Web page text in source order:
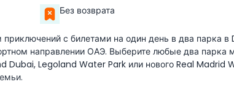
Без возврата
с билетами на один день в два парка в
направлении ОАЭ. Выберите любые два парка
Dubai, Legoland Water Park или нового Real Madrid